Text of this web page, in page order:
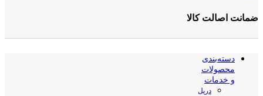
ضمانت اصالت کالا
دسته‌بندی
محصولات
و خدمات
دریل